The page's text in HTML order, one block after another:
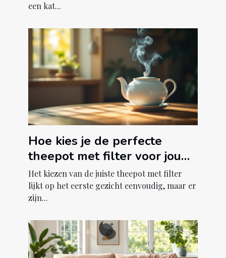
een kat...
Hoe kies je de perfecte
theepot met filter voor jouw
theeritueel?
Het kiezen van de juiste theepot met filter
lijkt op het eerste gezicht eenvoudig, maar er
zijn...